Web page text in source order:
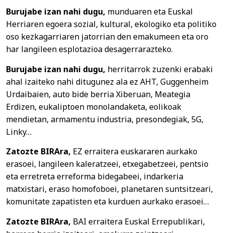
Burujabe izan nahi dugu, munduaren eta Euskal
Herriaren egoera sozial, kultural, ekologiko eta politiko
oso kezkagarriaren jatorrian den emakumeen eta oro
har langileen esplotazioa desagerrarazteko.
Burujabe izan nahi dugu, herritarrok zuzenki erabaki
ahal izaiteko nahi ditugunez ala ez AHT, Guggenheim
Urdaibaien, auto bide berria Xiberuan, Meategia
Erdizen, eukaliptoen monolandaketa, eolikoak
mendietan, armamentu industria, presondegiak, 5G,
Linky…
Zatozte BIRAra, EZ erraitera euskararen aurkako
erasoei, langileen kaleratzeei, etxegabetzeei, pentsio
eta erretreta erreforma bidegabeei, indarkeria
matxistari, eraso homofoboei, planetaren suntsitzeari,
komunitate zapatisten eta kurduen aurkako erasoei…
Zatozte BIRAra, BAI erraitera Euskal Errepublikari,